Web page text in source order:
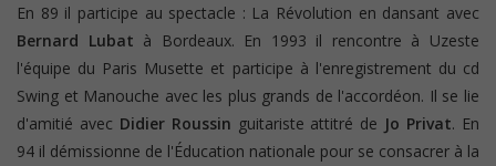
En 89 il participe au spectacle : La Révolution en dansant avec
Bernard Lubat à Bordeaux. En 1993 il rencontre à Uzeste
l'équipe du Paris Musette et participe à l'enregistrement du cd
Swing et Manouche avec les plus grands de l'accordéon. Il se lie
d'amitié avec Didier Roussin guitariste attitré de Jo Privat. En
94 il démissionne de l'Éducation nationale pour se consacrer à la